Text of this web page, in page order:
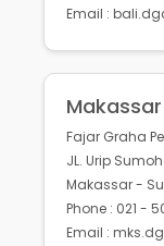
Email :
Fajar Graha
JL. Urip
Makassar -
Phone : 021 -
Email :